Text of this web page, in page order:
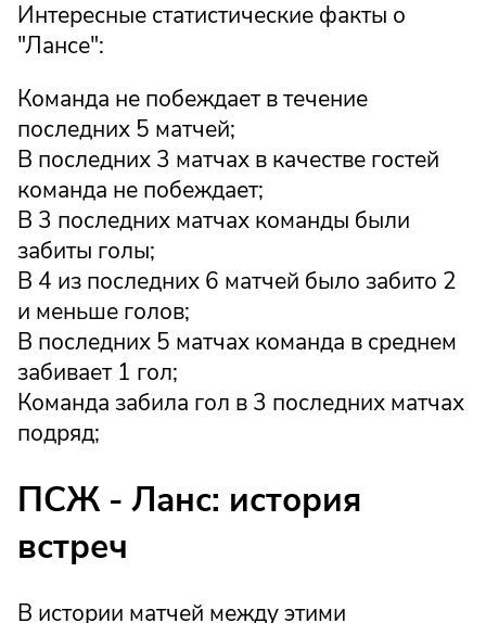
Интересные статистические факты о
"Лансе":
Команда не побеждает в течение
последних 5 матчей;
В последних 3 матчах в качестве гостей
команда не побеждает;
В 3 последних матчах команды были
забиты голы;
В 4 из последних 6 матчей было забито 2
и меньше голов;
В последних 5 матчах команда в среднем
забивает 1 гол;
Команда забила гол в 3 последних матчах
подряд;
ПСЖ - Ланс: история
встреч
В истории матчей между этими